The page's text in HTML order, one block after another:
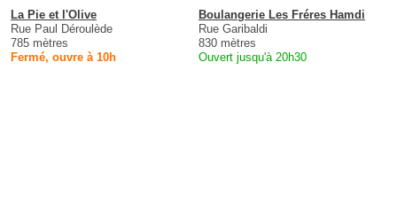
La Pie et l'Olive
Rue Paul Déroulède
785 mètres
Fermé, ouvre à 10h
Boulangerie Les Fréres Hamdi
Rue Garibaldi
830 mètres
Ouvert jusqu'à 20h30